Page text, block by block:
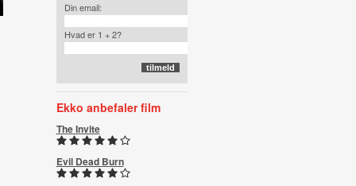
Din email:
Hvad er 1 + 2?
Ekko anbefaler film
The Invite
Evil Dead Burn